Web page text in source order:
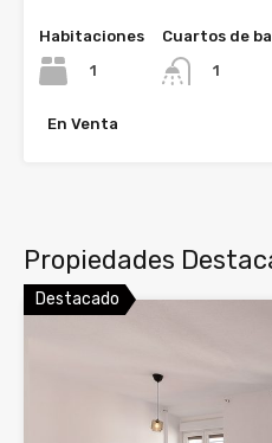
Habitaciones
1
Cuartos de
1
En Venta
Propiedades
Destacado